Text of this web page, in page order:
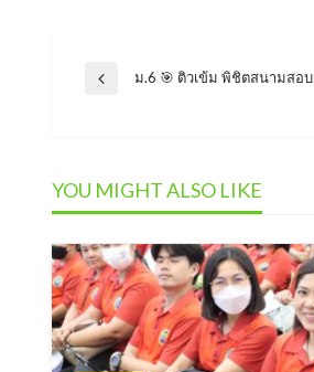
แนะแนว
Previousม.6 🎯 ติวเข้ม พิชิตสนามสอบ
YOU MIGHT ALSO LIKE